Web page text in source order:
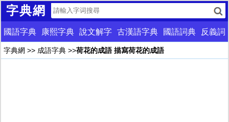
字典網
國語字典 康熙字典 說文解字 古漢語字典 國語詞典 反義詞
字典網 >> 成語字典 >>荷花的成語 描寫荷花的成語